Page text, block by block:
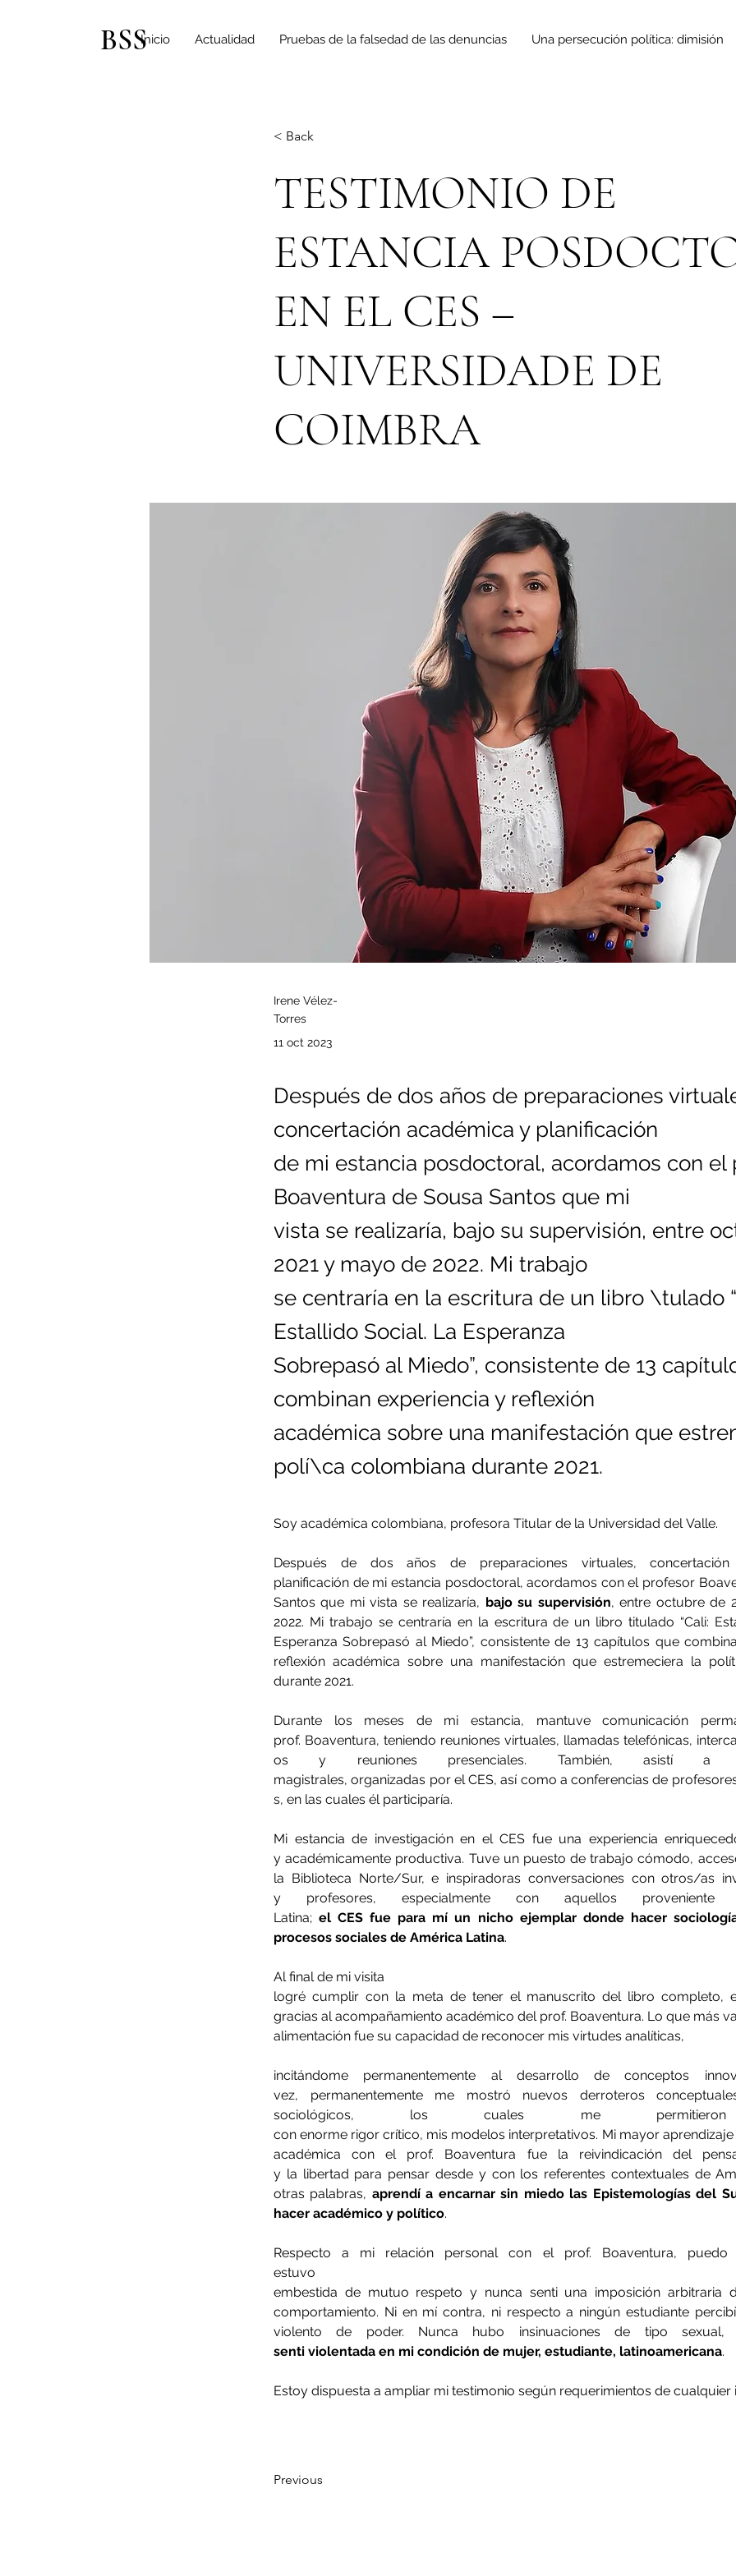
BSSInicio Actualidad Pruebas de la falsedad de las denuncias Una persecución política: dimisión
< Back
TESTIMONIO DE
ESTANCIA
EN EL CES –
UNIVERSIDADE DE
COIMBRA
Irene Vélez-
Torres
11 oct 2023
Después de dos años de preparaciones
concertación académica y planificación
de mi estancia posdoctoral, acordamos con el
Boaventura de Sousa Santos que mi
vista se realizaría, bajo su supervisión, entre
2021 y mayo de 2022. Mi trabajo
se centraría en la escritura de un libro \tulado
Estallido Social. La Esperanza
Sobrepasó al Miedo”, consistente de 13
combinan experiencia y reflexión
académica sobre una manifestación que
polí\ca colombiana durante 2021.
Soy académica colombiana, profesora Titular de la Universidad del Valle.
Después de dos años de preparaciones virtuales,
planificación de mi estancia posdoctoral, acordamos con el profesor
Santos que mi vista se realizaría, bajo su supervisión, entre octubre de
2022. Mi trabajo se centraría en la escritura de un libro titulado “Cali:
Esperanza Sobrepasó al Miedo”, consistente de 13 capítulos que
reflexión académica sobre una manifestación que estremeciera la
durante 2021.
Durante los meses de mi estancia, mantuve comunicación
prof. Boaventura, teniendo reuniones virtuales, llamadas telefónicas,
os y reuniones presenciales. También, asistí a
magistrales, organizadas por el CES, así como a conferencias de
s, en las cuales él participaría.
Mi estancia de investigación en el CES fue una experiencia
y académicamente productiva. Tuve un puesto de trabajo cómodo,
la Biblioteca Norte/Sur, e inspiradoras conversaciones con otros/as
y profesores, especialmente con aquellos proveniente
Latina; el CES fue para mí un nicho ejemplar donde hacer
procesos sociales de América Latina.
Al final de mi visita
logré cumplir con la meta de tener el manuscrito del libro completo,
gracias al acompañamiento académico del prof. Boaventura. Lo que más
alimentación fue su capacidad de reconocer mis virtudes analíticas,
incitándome permanentemente al desarrollo de conceptos
vez, permanentemente me mostró nuevos derroteros
sociológicos, los cuales me permitieron
con enorme rigor crítico, mis modelos interpretativos. Mi mayor
académica con el prof. Boaventura fue la reivindicación del
y la libertad para pensar desde y con los referentes contextuales de
otras palabras, aprendí a encarnar sin miedo las Epistemologías del
hacer académico y político.
Respecto a mi relación personal con el prof. Boaventura, puedo
estuvo
embestida de mutuo respeto y nunca senti una imposición arbitraria
comportamiento. Ni en mí contra, ni respecto a ningún estudiante
violento de poder. Nunca hubo insinuaciones de tipo
senti violentada en mi condición de mujer, estudiante, latinoamericana.
Estoy dispuesta a ampliar mi testimonio según requerimientos de
Previous